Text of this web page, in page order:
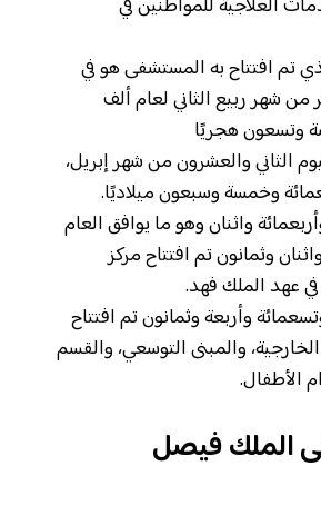
العلاجية للمواطنين في
تم افتتاح به المستشفى هو في
من شهر ربيع الثاني لعام ألف
وتسعون هجريًا
الثاني والعشرون من شهر إبريل،
وخمسة وسبعون ميلاديًا.
واثنان وهو ما يوافق العام
وثمانون تم افتتاح مركز
عهد الملك فهد.
وأربعة وثمانون تم افتتاح
والمبنى التوسعي، والقسم
الأطفال.
الملك فيصل